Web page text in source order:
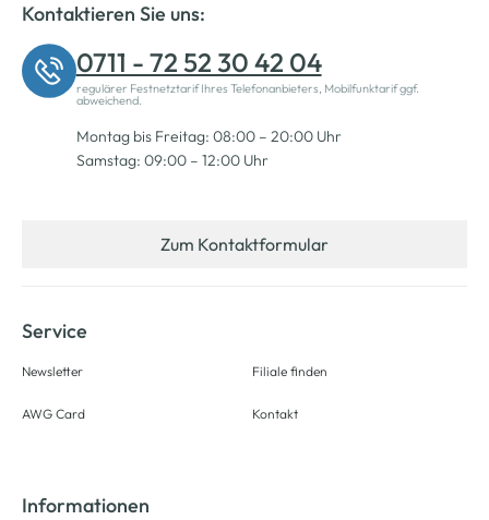
Kontaktieren Sie uns:
0711 - 72 52 30 42 04
regulärer Festnetztarif Ihres Telefonanbieters, Mobilfunktarif ggf.
abweichend.
Montag bis Freitag: 08:00 – 20:00 Uhr
Samstag: 09:00 – 12:00 Uhr
Zum Kontaktformular
Service
Newsletter
AWG Card
Filiale finden
Kontakt
Informationen